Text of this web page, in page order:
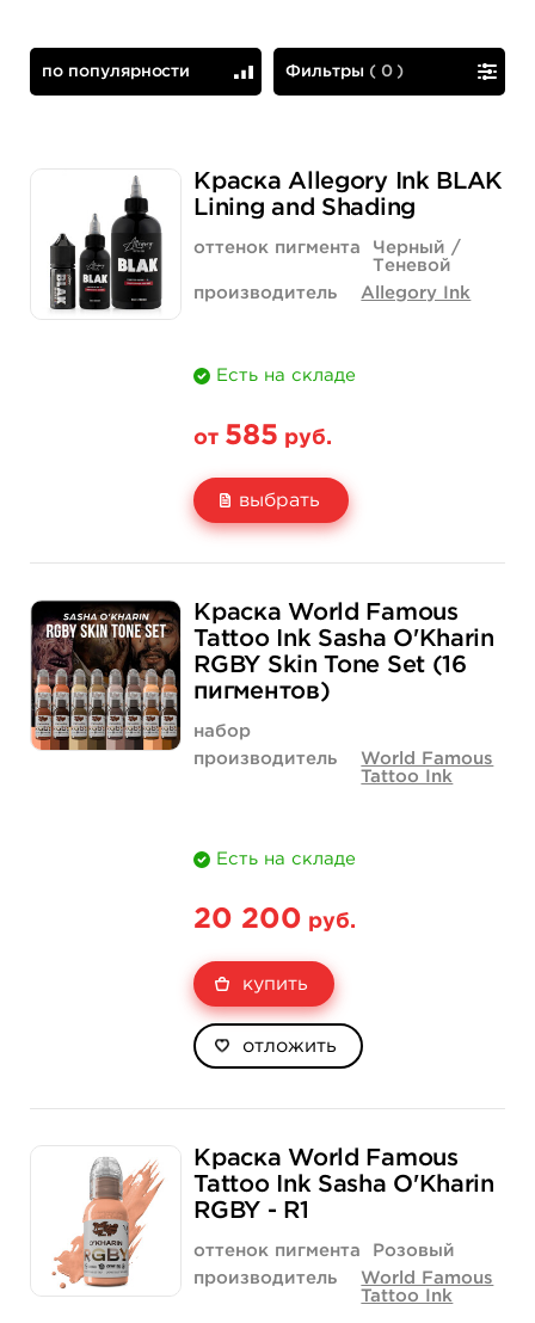
Фильтры (0 )
по популярности
Краска Allegory Ink BLAK
Lining and Shading
оттенок пигмента
Черный /
Теневой
производитель
Allegory Ink
Есть на складе
от 585 руб.
выбрать
Цена
Количество
585 руб.
купить
831 руб.
купить
Краска World Famous
Tattoo Ink Sasha O'Kharin
RGBY Skin Tone Set (16
пигментов)
набор
производитель
World Famous
Tattoo Ink
Есть на складе
20 200 руб.
купить
отложить
Краска World Famous
Tattoo Ink Sasha O'Kharin
RGBY - R1
оттенок пигмента
Розовый
производитель
World Famous
Tattoo Ink